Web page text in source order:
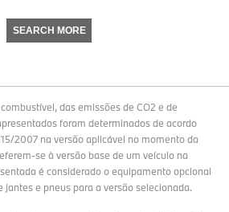
SEARCH MORE
das emissões de CO2 e de
foram determinados de acordo
2007 na versão aplicável no momento da
se à versão base de um veículo na
é considerado o equipamento opcional
e pneus para a versão selecionada.